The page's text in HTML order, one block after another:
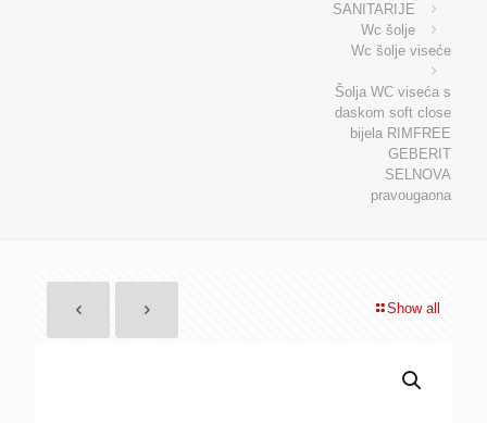
SANITARIJE
Wc šolje
Wc šolje viseće
Šolja WC viseća s
daskom soft close
bijela RIMFREE
GEBERIT
SELNOVA
pravougaona
Show all